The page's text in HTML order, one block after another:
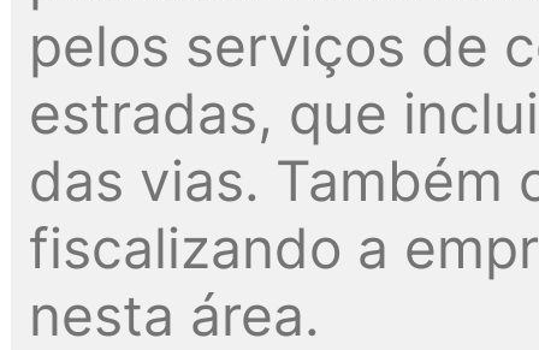
pelos serviços de
estradas, que
das vias. Também
fiscalizando a
nesta área.